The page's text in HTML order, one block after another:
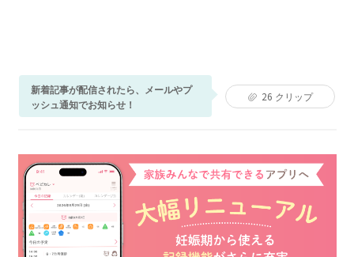
新着記事が配信されたら、メールやプ
ッシュ通知でお知らせ！
26 クリップ